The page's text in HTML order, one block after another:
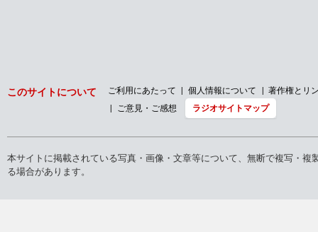
このサイトについて ご利用にあたって 個人情報について
著作権とリ
ご意見・ご感想
ラジオサイトマップ
本サイトに掲載されている写真・画像・文章等について、無断で複写・
る場合があります。